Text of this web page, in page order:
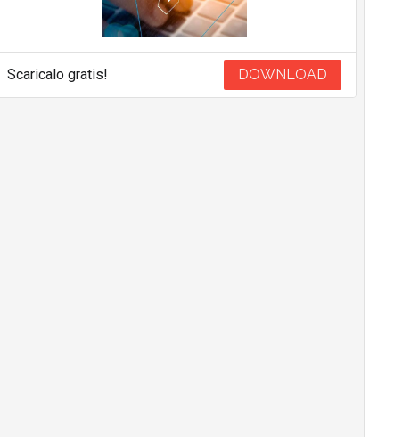
Scaricalo gratis! DOWNLOAD